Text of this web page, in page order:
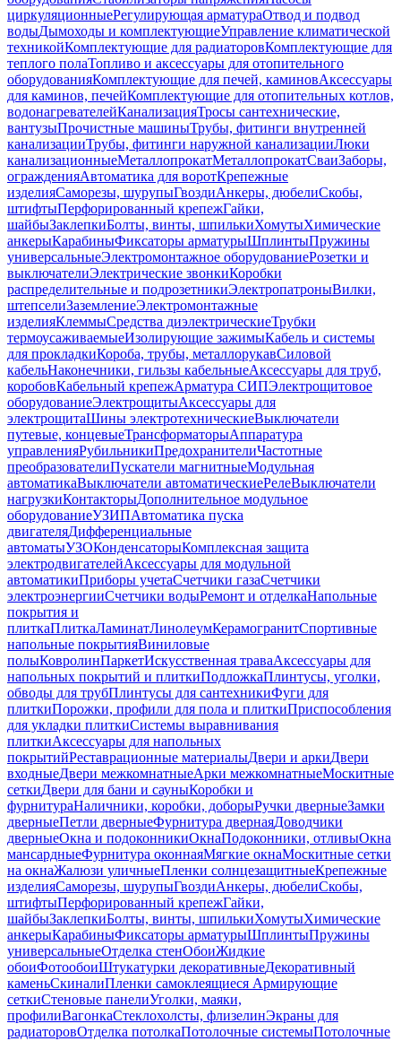
циркуляционныеРегулирующая арматураОтвод и подвод
водыДымоходы и комплектующиеУправление климатической
техникойКомплектующие для радиаторовКомплектующие для
теплого полаТопливо и аксессуары для отопительного
оборудованияКомплектующие для печей, каминовАксессуары
для каминов, печейКомплектующие для отопительных котлов,
водонагревателейКанализацияТросы сантехнические,
вантузыПрочистные машиныТрубы, фитинги внутренней
канализацииТрубы, фитинги наружной канализацииЛюки
канализационныеМеталлопрокатМеталлопрокатСваиЗаборы,
огражденияАвтоматика для воротКрепежные
изделияСаморезы, шурупыГвоздиАнкеры, дюбелиСкобы,
штифтыПерфорированный крепежГайки,
шайбыЗаклепкиБолты, винты, шпилькиХомутыХимические
анкерыКарабиныФиксаторы арматурыШплинтыПружины
универсальныеЭлектромонтажное оборудованиеРозетки и
выключателиЭлектрические звонкиКоробки
распределительные и подрозетникиЭлектропатроныВилки,
штепселиЗаземлениеЭлектромонтажные
изделияКлеммыСредства диэлектрическиеТрубки
термоусаживаемыеИзолирующие зажимыКабель и системы
для прокладкиКороба, трубы, металлорукавСиловой
кабельНаконечники, гильзы кабельныеАксессуары для труб,
коробовКабельный крепежАрматура СИПЭлектрощитовое
оборудованиеЭлектрощитыАксессуары для
электрощитаШины электротехническиеВыключатели
путевые, концевыеТрансформаторыАппаратура
управленияРубильникиПредохранителиЧастотные
преобразователиПускатели магнитныеМодульная
автоматикаВыключатели автоматическиеРелеВыключатели
нагрузкиКонтакторыДополнительное модульное
оборудованиеУЗИПАвтоматика пуска
двигателяДифференциальные
автоматыУЗОКонденсаторыКомплексная защита
электродвигателейАксессуары для модульной
автоматикиПриборы учетаСчетчики газаСчетчики
электроэнергииСчетчики водыРемонт и отделкаНапольные
покрытия и
плиткаПлиткаЛаминатЛинолеумКерамогранитСпортивные
напольные покрытияВиниловые
полыКовролинПаркетИскусственная траваАксессуары для
напольных покрытий и плиткиПодложкаПлинтусы, уголки,
обводы для трубПлинтусы для сантехникиФуги для
плиткиПорожки, профили для пола и плиткиПриспособления
для укладки плиткиСистемы выравнивания
плиткиАксессуары для напольных
покрытийРеставрационные материалыДвери и аркиДвери
входныеДвери межкомнатныеАрки межкомнатныеМоскитные
сеткиДвери для бани и сауныКоробки и
фурнитураНаличники, коробки, доборыРучки дверныеЗамки
дверныеПетли дверныеФурнитура двернаяДоводчики
дверныеОкна и подоконникиОкнаПодоконники, отливыОкна
мансардныеФурнитура оконнаяМягкие окнаМоскитные сетки
на окнаЖалюзи уличныеПленки солнцезащитныеКрепежные
изделияСаморезы, шурупыГвоздиАнкеры, дюбелиСкобы,
штифтыПерфорированный крепежГайки,
шайбыЗаклепкиБолты, винты, шпилькиХомутыХимические
анкерыКарабиныФиксаторы арматурыШплинтыПружины
универсальныеОтделка стенОбоиЖидкие
обоиФотообоиШтукатурки декоративныеДекоративный
каменьСкиналиПленки самоклеящиеся Армирующие
сеткиСтеновые панелиУголки, маяки,
профилиВагонкаСтеклохолсты, флизелинЭкраны для
радиаторовОтделка потолкаПотолочные системыПотолочные